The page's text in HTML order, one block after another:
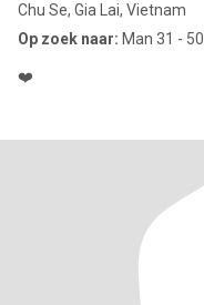
Chu Se, Gia Lai, Vietnam
Op zoek naar: Man 31 - 50
❤️